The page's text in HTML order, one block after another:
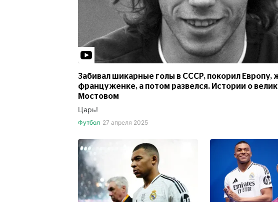
Забивал шикарные голы в СССР, покорил Европу,
француженке, а потом развелся. Истории о
Мостовом
Царь!
Футбол 27 апреля 2025